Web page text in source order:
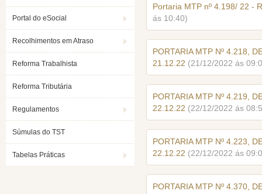
Portal do eSocial
Recolhimentos em Atraso
Reforma Trabalhista
Reforma Tributária
Regulamentos
Súmulas do TST
Tabelas Práticas
Portaria MTP nº 4.198/ 22 -
ás 10:40)
PORTARIA MTP Nº 4.218,
21.12.22 (21/12/2022 ás
PORTARIA MTP Nº 4.219,
22.12.22 (22/12/2022 ás
PORTARIA MTP Nº 4.223,
22.12.22 (22/12/2022 ás
PORTARIA MTP Nº 4.370,